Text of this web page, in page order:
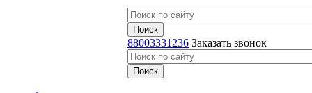
88003331236 Заказать звонок